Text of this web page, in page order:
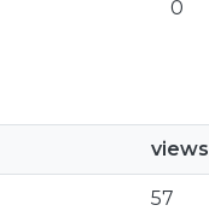
0
views
57